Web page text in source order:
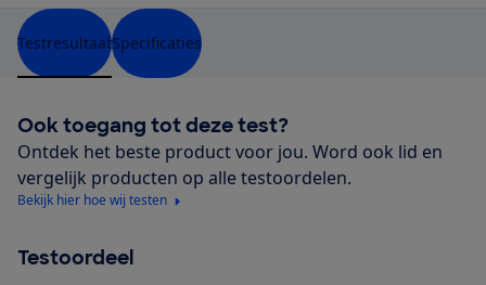
TestresultaatSpecificaties
Ook toegang tot deze test?
Ontdek het beste product voor jou. Word ook lid en
vergelijk producten op alle testoordelen.
Bekijk hier hoe wij testen
Testoordeel